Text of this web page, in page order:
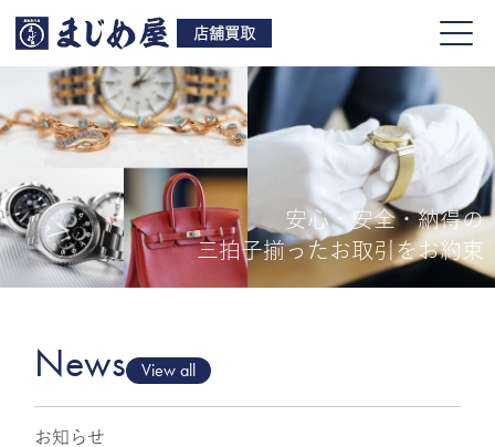
店舗買取
買取品目
店舗一覧
安心・安全・納得の
三拍子揃ったお取引をお約束
News View all
お知らせ